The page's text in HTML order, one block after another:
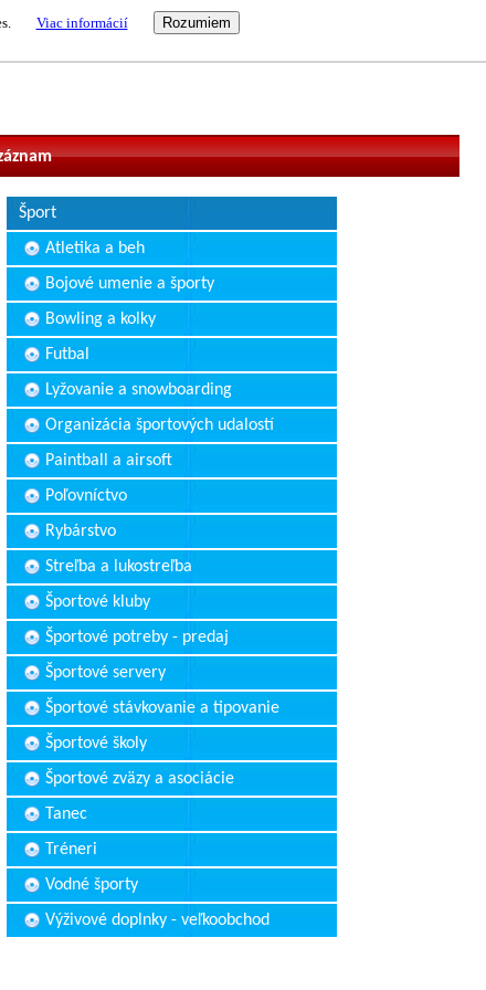
Viac informácií
Šport
Atletika a beh
Bojové umenie a športy
Bowling a kolky
Futbal
Lyžovanie a snowboarding
Organizácia športových udalostí
Paintball a airsoft
Poľovníctvo
Rybárstvo
Streľba a lukostreľba
Športové kluby
Športové potreby - predaj
Športové servery
Športové stávkovanie a tipovanie
Športové školy
Športové zväzy a asociácie
Tanec
Tréneri
Vodné športy
Výživové doplnky - veľkoobchod